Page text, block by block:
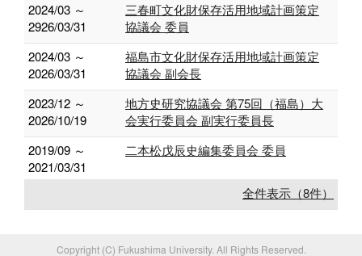
2024/03 ～
2926/03/31
三春町文化財保存活用地域計画策定
協議会 委員
2024/03 ～
2026/03/31
福島市文化財保存活用地域計画策定
協議会 副会長
2023/12 ～
2026/10/19
地方史研究協議会 第75回（福島）大
会実行委員会 副実行委員長
2019/09 ～
2021/03/31
二本松戊辰史編集委員会 委員
全件表示（8件）
Copyright (C) Fukushima University. All Rights Reserved.